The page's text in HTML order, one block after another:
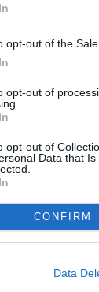
opt-out of the
opt-out of
opt-out of
Data that
CONFIRM
Data
θαλάσσιο
Θα
αναγκαία
η